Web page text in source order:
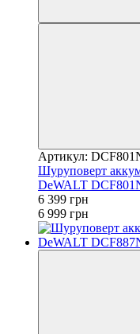
Артикул:
Шуруповерт
DeWALT
6 399 грн
6 999 грн